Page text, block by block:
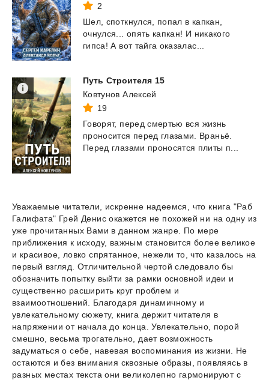
2
Шел, споткнулся, попал в капкан,
очнулся...
опять капкан! И никакого
гипса! А вот тайга оказалас...
Путь Строителя 15
Ковтунов Алексей
19
Говорят, перед смертью вся жизнь
проносится перед глазами.
Враньё.
Перед глазами проносятся плиты п...
Уважаемые читатели, искренне надеемся, что книга "Раб
Галифата" Грей Денис окажется не похожей ни на одну из
уже прочитанных Вами в данном жанре. По мере
приближения к исходу, важным становится более великое
и красивое, ловко спрятанное, нежели то, что казалось на
первый взгляд. Отличительной чертой следовало бы
обозначить попытку выйти за рамки основной идеи и
существенно расширить круг проблем и
взаимоотношений. Благодаря динамичному и
увлекательному сюжету, книга держит читателя в
напряжении от начала до конца. Увлекательно, порой
смешно, весьма трогательно, дает возможность
задуматься о себе, навевая воспоминания из жизни. Не
остаются и без внимания сквозные образы, появляясь в
разных местах текста они великолепно гармонируют с